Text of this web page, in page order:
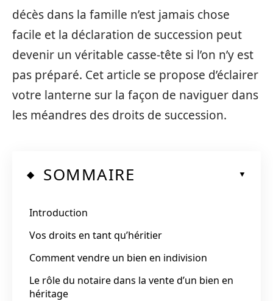
décès dans la famille n’est jamais chose
facile et la déclaration de succession peut
devenir un véritable casse-tête si l’on n’y est
pas préparé. Cet article se propose d’éclairer
votre lanterne sur la façon de naviguer dans
les méandres des droits de succession.
SOMMAIRE
Introduction
Vos droits en tant qu’héritier
Comment vendre un bien en indivision
Le rôle du notaire dans la vente d’un bien en
héritage